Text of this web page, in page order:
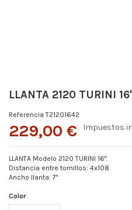
LLANTA 2120 TURINI
Referencia T21201642
229,00 € Impuestos
LLANTA Modelo 2120 TURINI 16".
Distancia entre tornillos: 4x108
Ancho llanta: 7"
Color